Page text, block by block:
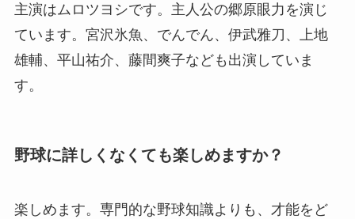
主演はムロツヨシです。主人公の郷原眼力を演じ
ています。宮沢氷魚、でんでん、伊武雅刀、上地
雄輔、平山祐介、藤間爽子なども出演していま
す。
野球に詳しくなくても楽しめますか？
楽しめます。専門的な野球知識よりも、才能をど